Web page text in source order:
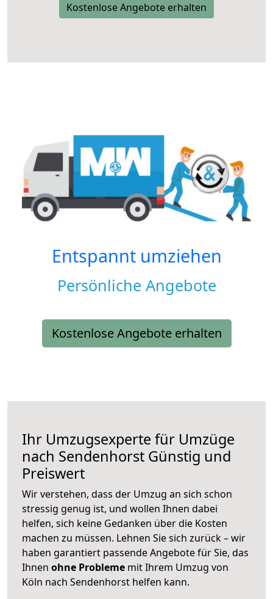
Kostenlose Angebote erhalten
Entspannt umziehen
Persönliche Angebote
Kostenlose Angebote erhalten
Ihr Umzugsexperte für Umzüge
nach Sendenhorst Günstig und
Preiswert
Wir verstehen, dass der Umzug an sich schon
stressig genug ist, und wollen Ihnen dabei
helfen, sich keine Gedanken über die Kosten
machen zu müssen. Lehnen Sie sich zurück – wir
haben garantiert passende Angebote für Sie, das
Ihnen ohne Probleme mit Ihrem Umzug von
Köln nach Sendenhorst helfen kann.